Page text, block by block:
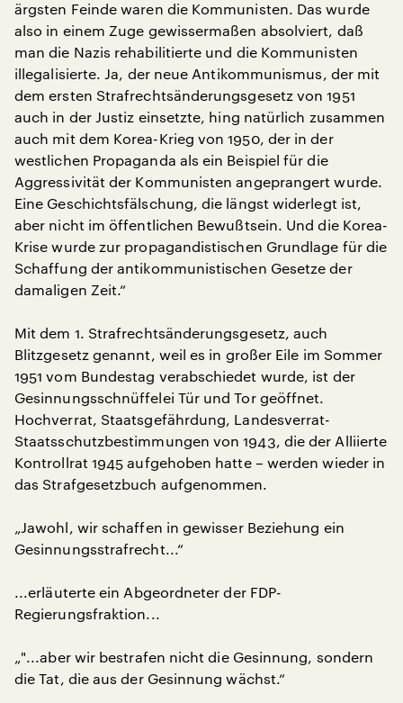
ärgsten Feinde waren die Kommunisten. Das wurde
also in einem Zuge gewissermaßen absolviert, daß
man die Nazis rehabilitierte und die Kommunisten
illegalisierte. Ja, der neue Antikommunismus, der mit
dem ersten Strafrechtsänderungsgesetz von 1951
auch in der Justiz einsetzte, hing natürlich zusammen
auch mit dem Korea-Krieg von 1950, der in der
westlichen Propaganda als ein Beispiel für die
Aggressivität der Kommunisten angeprangert wurde.
Eine Geschichtsfälschung, die längst widerlegt ist,
aber nicht im öffentlichen Bewußtsein. Und die Korea-
Krise wurde zur propagandistischen Grundlage für die
Schaffung der antikommunistischen Gesetze der
damaligen Zeit.“
Mit dem 1. Strafrechtsänderungsgesetz, auch
Blitzgesetz genannt, weil es in großer Eile im Sommer
1951 vom Bundestag verabschiedet wurde, ist der
Gesinnungsschnüffelei Tür und Tor geöffnet.
Hochverrat, Staatsgefährdung, Landesverrat-
Staatsschutzbestimmungen von 1943, die der Alliierte
Kontrollrat 1945 aufgehoben hatte – werden wieder in
das Strafgesetzbuch aufgenommen.
„Jawohl, wir schaffen in gewisser Beziehung ein
Gesinnungsstrafrecht...“
...erläuterte ein Abgeordneter der FDP-
Regierungsfraktion...
„"...aber wir bestrafen nicht die Gesinnung, sondern
die Tat, die aus der Gesinnung wächst.“